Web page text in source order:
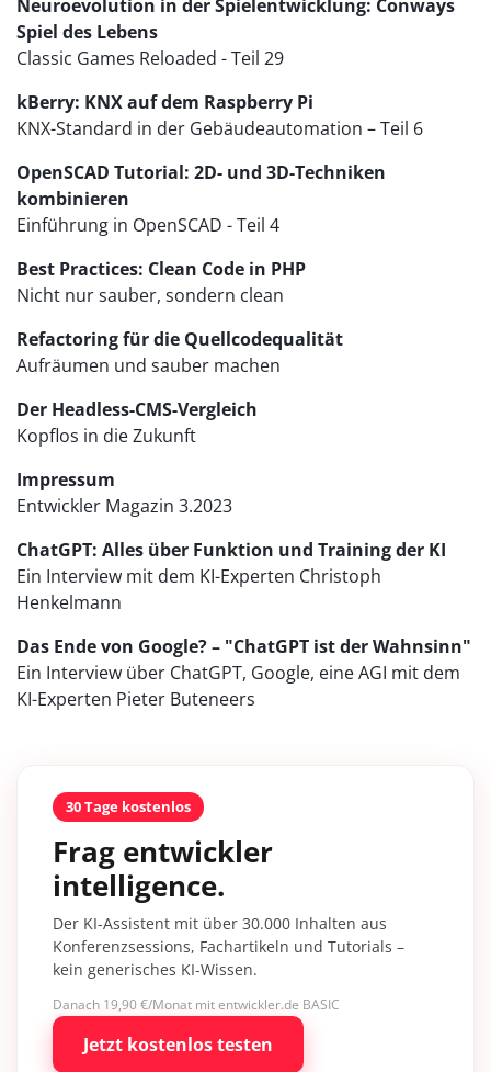
Neuroevolution in der Spielentwicklung: Conways
Spiel des Lebens
Classic Games Reloaded - Teil 29
kBerry: KNX auf dem Raspberry Pi
KNX-Standard in der Gebäudeautomation – Teil 6
OpenSCAD Tutorial: 2D- und 3D-Techniken
kombinieren
Einführung in OpenSCAD - Teil 4
Best Practices: Clean Code in PHP
Nicht nur sauber, sondern clean
Refactoring für die Quellcodequalität
Aufräumen und sauber machen
Der Headless-CMS-Vergleich
Kopflos in die Zukunft
Impressum
Entwickler Magazin 3.2023
ChatGPT: Alles über Funktion und Training der KI
Ein Interview mit dem KI-Experten Christoph
Henkelmann
Das Ende von Google? – "ChatGPT ist der Wahnsinn"
Ein Interview über ChatGPT, Google, eine AGI mit dem
KI-Experten Pieter Buteneers
30 Tage kostenlos
Frag entwickler
intelligence.
Der KI-Assistent mit über 30.000 Inhalten aus
Konferenzsessions, Fachartikeln und Tutorials –
kein generisches KI-Wissen.
Danach 19,90 €/Monat mit entwickler.de BASIC
Jetzt kostenlos testen